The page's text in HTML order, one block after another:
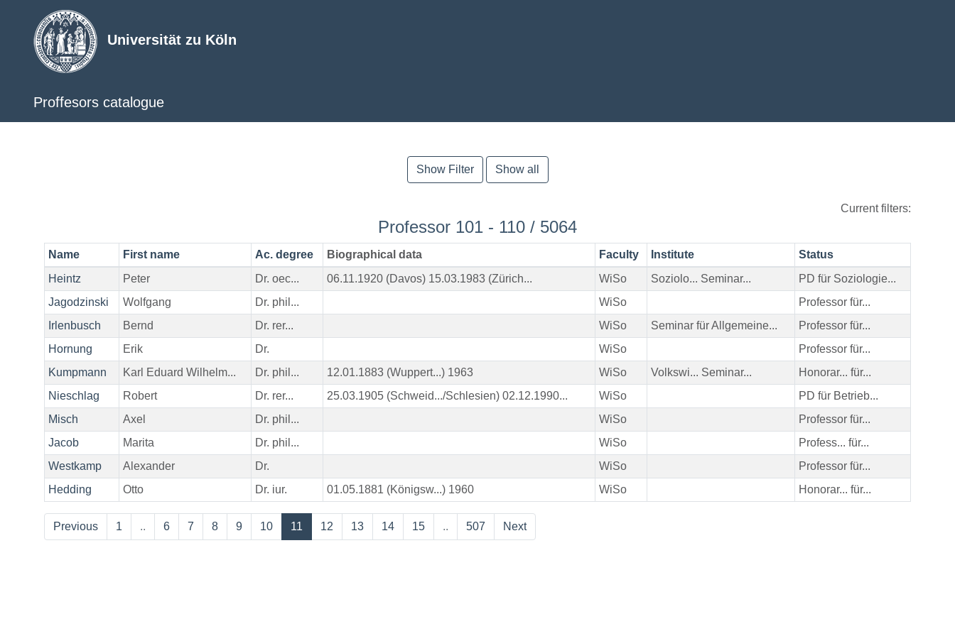
Universität zu Köln
Proffesors catalogue
Show Filter Show all
Current filters:
Professor 101 - 110 / 5064
Name First name Ac. degree Biographical data Faculty Institute
Status
Heintz
Peter Dr. oec... 06.11.1920 (Davos) 15.03.1983 (Zürich... WiSo Soziolo... Seminar...
PD für Soziologie...
Jagodzinski
Wolfgang Dr. phil... WiSo
Professor für...
Irlenbusch
Bernd Dr. rer... WiSo Seminar für Allgemeine...
Professor für...
Hornung
Erik Dr. WiSo
Professor für...
Kumpmann
Karl Eduard Wilhelm... Dr. phil... 12.01.1883 (Wuppert...) 1963 WiSo Volkswi... Seminar...
Honorar... für...
Nieschlag
Robert Dr. rer... 25.03.1905 (Schweid.../Schlesien) 02.12.1990... WiSo
PD für Betrieb...
Misch
Axel Dr. phil... WiSo
Professor für...
Jacob
Marita Dr. phil... WiSo
Profess... für...
Westkamp
Alexander Dr. WiSo
Professor für...
Hedding
Otto Dr. iur. 01.05.1881 (Königsw...) 1960 WiSo Honorar... für...
Previous 1 .. 6 7 8 9 10 11 12 13 14 15 .. 507 Next